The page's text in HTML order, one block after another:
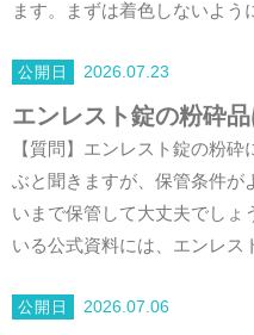
ます。まずは着色しないよう
2026.07.23
エンレスト錠の粉砕
【質問】エンレスト錠の粉
ぶと聞きますが、保管条件が
いまで保管して大丈夫でしょ
いる公式資料には、エンレス
2026.07.06